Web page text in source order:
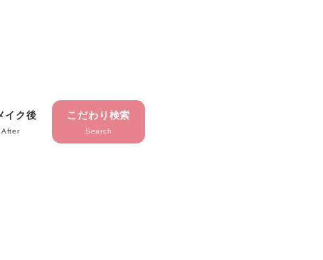
イク後
After
こだわり検索
Search